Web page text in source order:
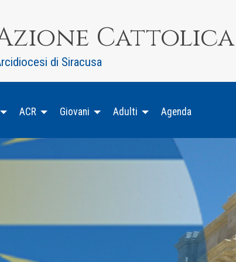
Cattolica
di Siracusa
ACR Giovani Adulti Agenda